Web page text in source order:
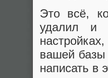
Это всё,
удалил и
вашей базы
написать в